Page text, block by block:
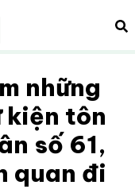
những
kiện tôn
số 61,
quan đi